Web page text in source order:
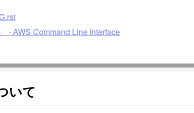
- AWS Command Line Interface
いて